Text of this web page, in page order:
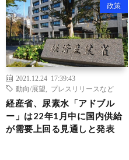
政策
2021.12.24 17:39:43
動向/展望
プレスリリースなど
経産省、尿素水「アドブル
ー」は22年1月中に国内供給
が需要上回る見通しと発表